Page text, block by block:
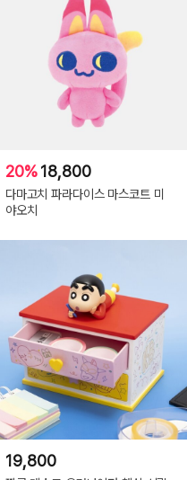
20%18,800
다마고치 파라다이스 마스코트 미
야오치
19,800